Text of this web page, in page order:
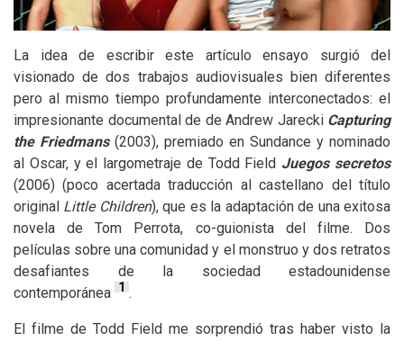
La idea de escribir este artículo ensayo surgió del
visionado de dos trabajos audiovisuales bien diferentes
pero al mismo tiempo profundamente interconectados: el
impresionante documental de de Andrew Jarecki Capturing
the Friedmans(2003), premiado en Sundance y nominado
al Oscar, y el largometraje de Todd Field Juegos secretos
(2006) (poco acertada traducción al castellano del título
original Little Children), que es la adaptación de una exitosa
novela de Tom Perrota, co-guionista del filme. Dos
películas sobre una comunidad y el monstruo y dos retratos
desafiantes de la sociedad estadounidense
contemporánea 1 .
El filme de Todd Field me sorprendió tras haber visto la